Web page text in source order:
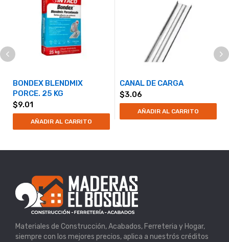
BONDEX BLENDMIX
PORCE. 25 KG
$9.01
AÑADIR AL CARRITO
CANAL DE CARGA
$3.06
AÑADIR AL CARRITO
Materiales de Construcción, Acabados, Ferreteria y Hogar,
siempre con los mejores precios, aplica a nuestrós créditos